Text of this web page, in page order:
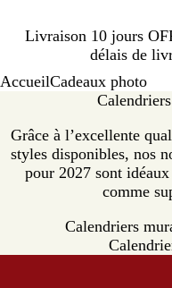
Livraison 10 jours
délais de
Diapositive
1
AccueilCadeaux photo
Grâce à l’excellente
styles disponibles, nos
pour 2027 sont
comme
Calendriers